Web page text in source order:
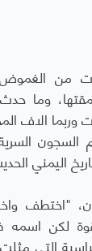
من الغموض
وما
وربما الاف
السجون
اليمني
"اختطف
لكن
التي